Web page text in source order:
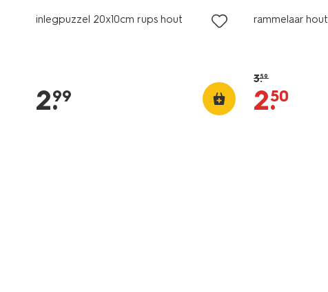
inlegpuzzel 20x10cm rups hout
2.
99
rammelaar hout
3.59
2.
50